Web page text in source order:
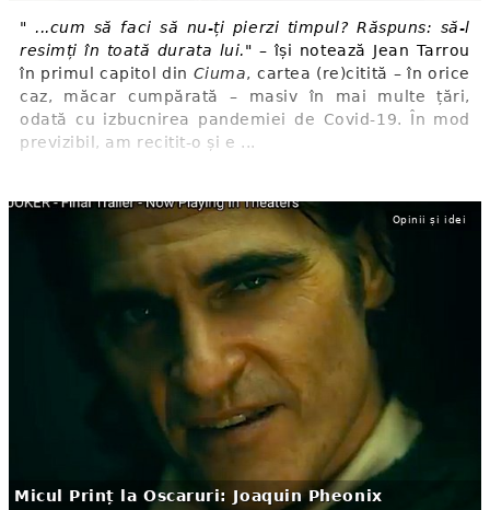
" ...cum să faci să nu-ți pierzi timpul? Răspuns: să-l
resimți în toată durata lui." – își notează Jean Tarrou
în primul capitol din Ciuma, cartea (re)citită – în orice
caz, măcar cumpărată – masiv în mai multe țări,
odată cu izbucnirea pandemiei de Covid-19. În mod
previzibil, am recitit-o și e ...
Opinii și idei
Micul Prinț la Oscaruri: Joaquin Pheonix